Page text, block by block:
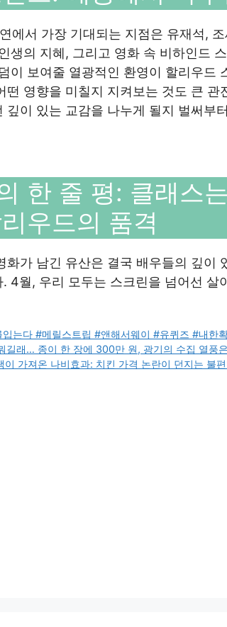
연에서 가장 기대되는 지점은 유재석,
생의 지혜, 그리고 영화 속 비하인드
이 보여줄 열광적인 환영이 할리우드
떤 영향을 미칠지 지켜보는 것도 큰
깊이 있는 교감을 나누게 될지 벌써부
한 줄 평: 클래스
우드의 품격
화가 남긴 유산은 결국 배우들의 깊이
4월, 우리 모두는 스크린을 넘어선
는다 #메릴스트립 #앤해서웨이 #유퀴즈 #내한
뭐길래… 종이 한 장에 300만 원, 광기의 수집 열풍
이 가져온 나비효과: 치킨 가격 논란이 던지는 불